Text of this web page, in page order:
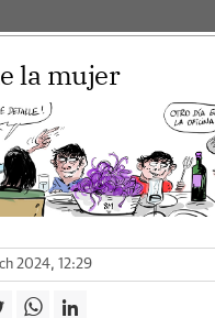
la mujer
2024, 12:29